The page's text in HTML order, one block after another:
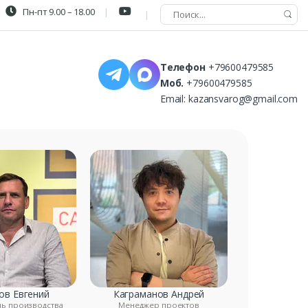
Пн-пт 9.00 – 18.00
Телефон +79600479585
Моб. +79600479585
Email: kazansvarog@gmail.com
Евгений
производства
Каграманов Андрей
Менеджер проектов